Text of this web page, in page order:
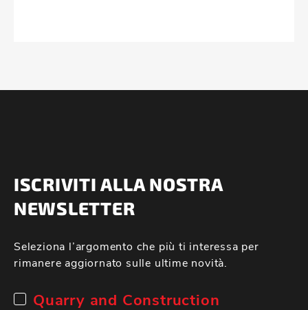
ISCRIVITI ALLA NOSTRA
NEWSLETTER
Seleziona l’argomento che più ti interessa per
rimanere aggiornato sulle ultime novità.
Quarry and Construction